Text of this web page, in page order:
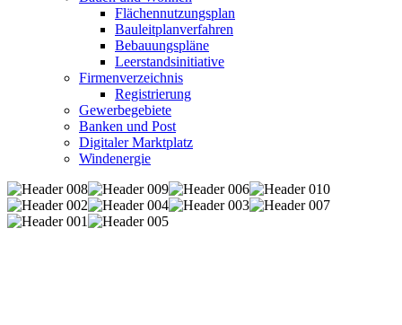
Flächennutzungsplan
Bauleitplanverfahren
Bebauungspläne
Leerstandsinitiative
Firmenverzeichnis
Registrierung
Gewerbegebiete
Banken und Post
Digitaler Marktplatz
Windenergie